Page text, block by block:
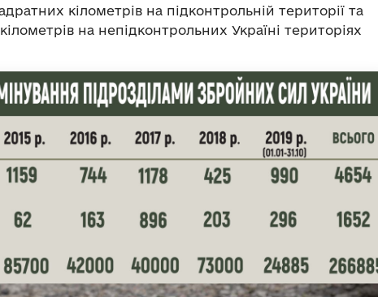
кілометрів на підконтрольній території та
на непідконтрольних Україні територіях